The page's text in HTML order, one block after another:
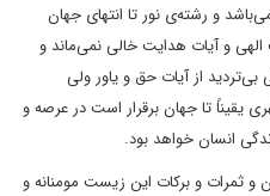
و رشته‌ی نور تا انتهای جهان
و آیات هدایت خالی نمی‌ماند و
از آیات حق و یاور ولی
یقیناً تا جهان برقرار است در عرصه و
انسان خواهد بود.
و ثمرات و برکات این زیست مومنانه و